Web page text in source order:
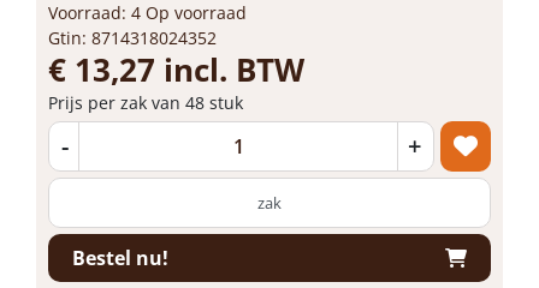
Voorraad: 4 Op voorraad
Gtin: 8714318024352
€ 13,27 incl. BTW
Prijs per zak van 48 stuk
- +
zak
Bestel nu!